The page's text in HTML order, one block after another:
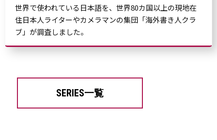
世界で使われている日本語を、世界80カ国以上の現地在
住日本人ライターやカメラマンの集団「海外書き人クラ
ブ」が調査しました。
SERIES一覧